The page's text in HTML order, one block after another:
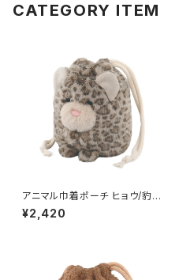
CATEGORY ITEM
アニマル巾着ポーチ ヒョウ/豹
GPO0408-D
¥2,420